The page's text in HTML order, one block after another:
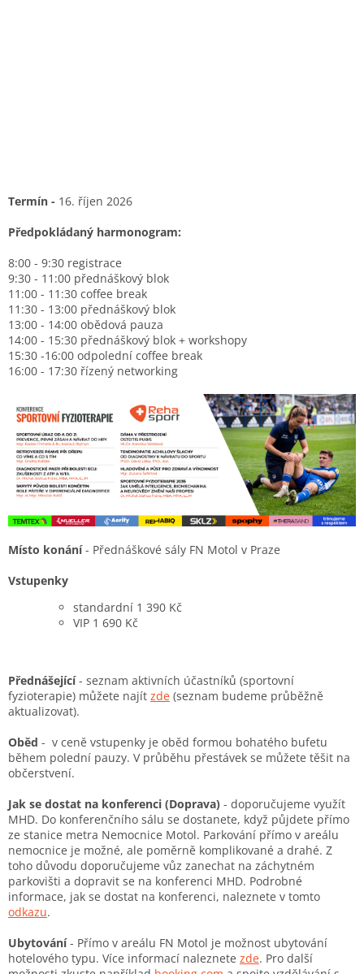
Termín - 16. říjen 2026
Předpokládaný harmonogram:
8:00 - 9:30 registrace
9:30 - 11:00 přednáškový blok
11:00 - 11:30 coffee break
11:30 - 13:00 přednáškový blok
13:00 - 14:00 obědová pauza
14:00 - 15:30 přednáškový blok + workshopy
15:30 -16:00 odpolední coffee break
16:00 - 17:30 řízený networking
Místo konání - Přednáškové sály FN Motol v Praze
Vstupenky
standardní 1 390 Kč
VIP 1 690 Kč
Přednášející- seznam aktivních účastníků (sportovní
fyzioterapie) můžete najít zde (seznam budeme průběžně
aktualizovat).
Oběd - v ceně vstupenky je oběd formou bohatého bufetu
během polední pauzy. V průběhu přestávek se můžete těšit na
občerstvení.
Jak se dostat na konferenci (Doprava) - doporučujeme využít
MHD. Do konferenčního sálu se dostanete, když půjdete přímo
ze stanice metra Nemocnice Motol. Parkování přímo v areálu
nemocnice je možné, ale poměrně komplikované a drahé. Z
toho důvodu doporučujeme vůz zanechat na záchytném
parkovišti a dopravit se na konferenci MHD. Podrobné
informace, jak se dostat na konferenci, naleznete v tomto
odkazu.
Ubytování- Přímo v areálu FN Motol je možnost ubytování
hotelového typu. Více informací naleznete zde. Pro další